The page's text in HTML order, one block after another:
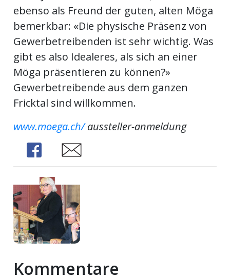
ebenso als Freund der guten, alten Möga
bemerkbar: «Die physische Präsenz von
Gewerbetreibenden ist sehr wichtig. Was
gibt es also Idealeres, als sich an einer
Möga präsentieren zu können?»
Gewerbetreibende aus dem ganzen
Fricktal sind willkommen.
www.moega.ch/aussteller-anmeldung
Share
Share
Kommentare